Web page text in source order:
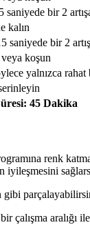
saniyede bir 2
kalın
saniyede bir 2
koşun
yalnızca
45 Dakika
renk
gibi
çalışma